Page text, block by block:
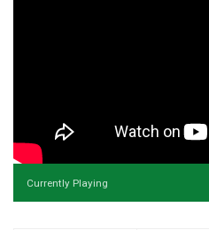
Currently Playing